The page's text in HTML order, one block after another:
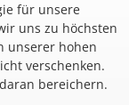
für unsere
uns zu höchsten
unserer hohen
verschenken.
bereichern.